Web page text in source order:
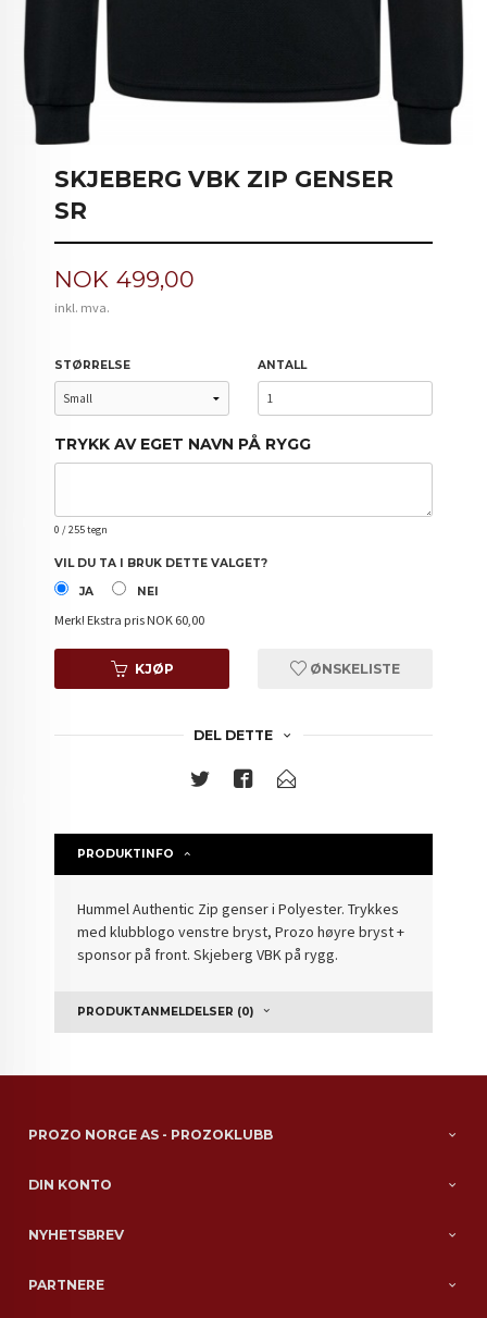
SKJEBERG VBK ZIP GENSER
SR
Pris
NOK 499,00
inkl. mva.
STØRRELSE ANTALL
TRYKK AV EGET NAVN PÅ RYGG
0 / 255 tegn
VIL DU TA I BRUK DETTE VALGET?
JA
NEI
Merk! Ekstra pris NOK 60,00
KJØP ØNSKELISTE
DEL DETTE
PRODUKTINFO
Hummel Authentic Zip genser i Polyester. Trykkes
med klubblogo venstre bryst, Prozo høyre bryst +
sponsor på front. Skjeberg VBK på rygg.
PRODUKTANMELDELSER (0)
PROZO NORGE AS - PROZOKLUBB
DIN KONTO
NYHETSBREV
PARTNERE